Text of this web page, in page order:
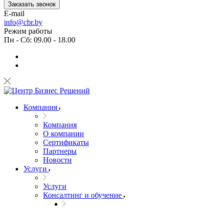
Заказать звонок
E-mail
info@cbr.by
Режим работы
Пн - Сб: 09.00 - 18.00
Компания
Компания
О компании
Сертификаты
Партнеры
Новости
Услуги
Услуги
Консалтинг и обучение